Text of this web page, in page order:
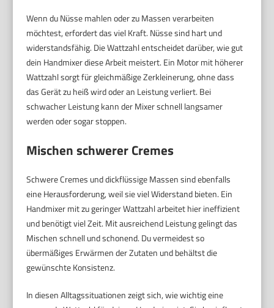
Wenn du Nüsse mahlen oder zu Massen verarbeiten
möchtest, erfordert das viel Kraft. Nüsse sind hart und
widerstandsfähig. Die Wattzahl entscheidet darüber, wie gut
dein Handmixer diese Arbeit meistert. Ein Motor mit höherer
Wattzahl sorgt für gleichmäßige Zerkleinerung, ohne dass
das Gerät zu heiß wird oder an Leistung verliert. Bei
schwacher Leistung kann der Mixer schnell langsamer
werden oder sogar stoppen.
Mischen schwerer Cremes
Schwere Cremes und dickflüssige Massen sind ebenfalls
eine Herausforderung, weil sie viel Widerstand bieten. Ein
Handmixer mit zu geringer Wattzahl arbeitet hier ineffizient
und benötigt viel Zeit. Mit ausreichend Leistung gelingt das
Mischen schnell und schonend. Du vermeidest so
übermäßiges Erwärmen der Zutaten und behältst die
gewünschte Konsistenz.
In diesen Alltagssituationen zeigt sich, wie wichtig eine